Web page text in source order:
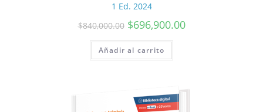
1 Ed. 2024
$840,000.00 $696,900.00
Añadir al carrito